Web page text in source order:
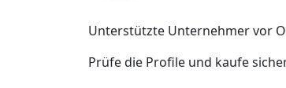
Unterstützte Unternehmer vor
Prüfe die Profile und kaufe